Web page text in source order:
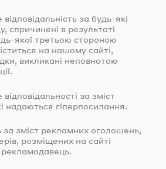
за будь-які
спричинені в результаті
якої третьою стороною
на нашому сайті,
викликані неповнотою
за зміст
надаються гіперпосилання.
за зміст рекламних оголошень,
розміщених на сайті